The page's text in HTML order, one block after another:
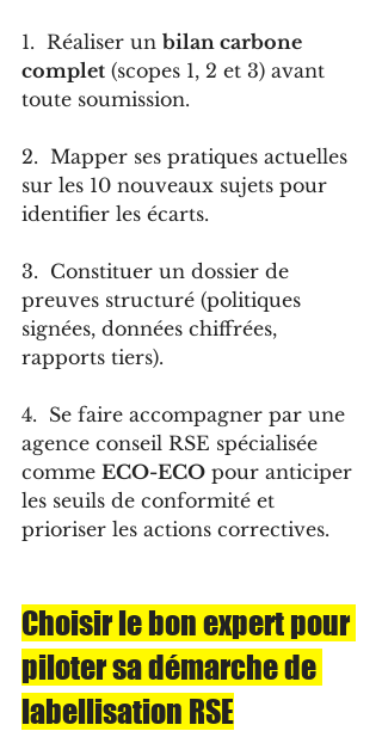
1.  Réaliser un bilan carbone
complet (scopes 1, 2 et 3) avant
toute soumission.
2.  Mapper ses pratiques actuelles
sur les 10 nouveaux sujets pour
identifier les écarts.
3.  Constituer un dossier de
preuves structuré (politiques
signées, données chiffrées,
rapports tiers).
4.  Se faire accompagner par une
agence conseil RSE spécialisée
comme ECO-ECO pour anticiper
les seuils de conformité et
prioriser les actions correctives.
Choisir le bon expert pour
piloter sa démarche de
labellisation RSE